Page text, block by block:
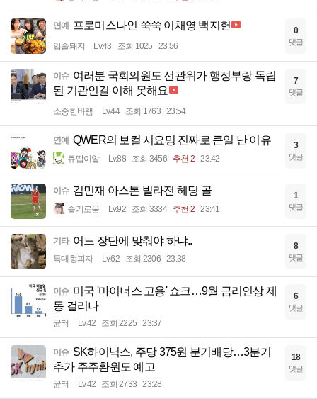
연예 프로미스나인 쑥쑥 이채영 백지헌
입술돼지 Lv.43 조회 1025 23:56
0
댓글
이슈 여러분 국회의원도 선관위가 행정부랑 독립
된 기관인걸 이해 못해요
소중한바램 Lv.44 조회 1763 23:54
7
댓글
연예 QWER의 보컬 시요밍 진짜로 큰일 난 이유
큐땁이알 Lv.88 조회 3456 추천 2 23:42
3
댓글
이슈 김민재 아스톤 빌라전 헤딩 골
슬기로움 Lv.92 조회 3334 추천 2 23:41
1
댓글
기타 어느 장단에 맞춰야 하냐..
특대형피자 Lv.62 조회 2306 23:38
8
댓글
이슈 미국 '마이너스 고용' 쇼크…9월 금리인상 제
동 걸리나
균터 Lv.42 조회 2225 23:37
6
댓글
이슈 SK하이닉스, 주당 375원 분기배당…3분기
추가 주주환원도 예고
균터 Lv.42 조회 2733 23:28
18
댓글